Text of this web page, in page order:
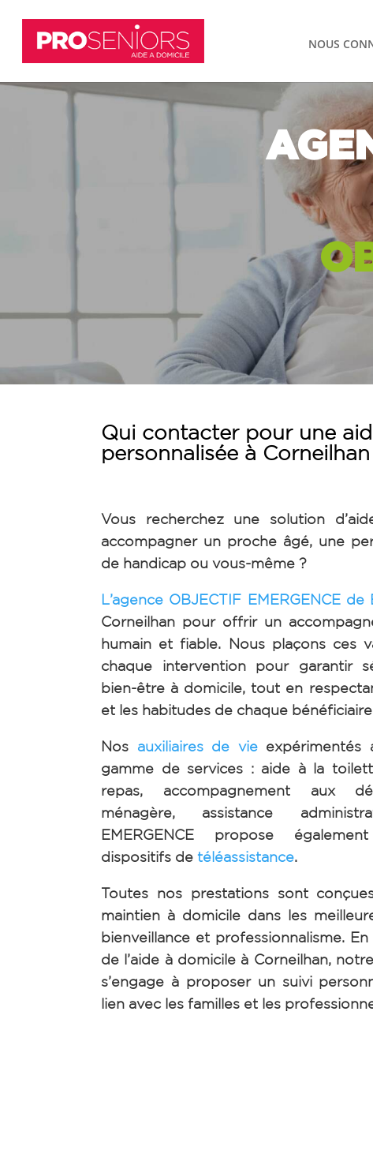
NOUS
Qui contacter pour une
personnalisée à
Vous recherchez une solution
accompagner un proche âgé, une
de handicap ou vous-même ?
L’agence OBJECTIF EMERGENCE de
Corneilhan pour offrir un
humain et fiable. Nous plaçons ces
chaque intervention pour garantir
bien-être à domicile, tout en
et les habitudes de chaque
Nos auxiliaires de vieexpérimentés
gamme de services : aide à la
repas, accompagnement aux
ménagère, assistance
EMERGENCE propose
dispositifs de téléassistance.
Toutes nos prestations sont
maintien à domicile dans les
bienveillance et professionnalisme.
de l’aide à domicile à Corneilhan,
s’engage à proposer un suivi
lien avec les familles et les